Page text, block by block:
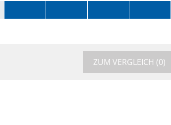
ZUM VERGLEICH (0)